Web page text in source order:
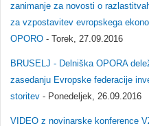
zanimanje za novosti o
za vzpostavitev evropskega
OPORO - Torek, 27.09.2016
BRUSELJ - Delniška OPORA
zasedanju Evropske federacije
storitev - Ponedeljek, 26.09.2016
VIDEO z novinarske konference